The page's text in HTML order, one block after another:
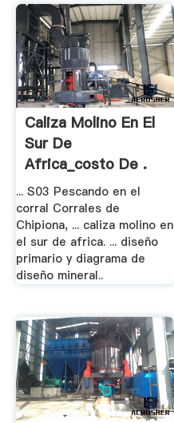
Caliza Molino En El
Sur De
Africa_costo De .
... S03 Pescando en el
corral Corrales de
Chipiona, ... caliza molino en
el sur de africa. ... diseño
primario y diagrama de
diseño mineral..